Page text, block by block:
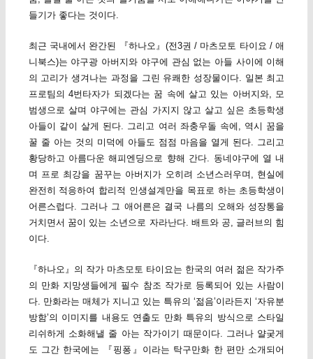
들기가 좋다는 것이다.
최근 국내에서 완간된 『하나오』(전3권 / 마츠모토 타이요 / 애
니북스)는 야구광 아버지와 야구에 관심 없는 아들 사이에 이해
의 고리가 생겨나는 과정을 그린 유쾌한 성장물이다. 일본 최고
프로팀의 4번타자가 되겠다는 꿈 속에 살고 있는 아버지와, 모
범생으로 살며 야구에는 관심 가지지 않고 살고 싶은 초등학생
아들이 같이 살게 된다. 그리고 여러 좌충우돌 속에, 역시 꿈을
꿀 줄 아는 것의 미덕에 아들도 점점 마음을 열게 된다. 그리고
황당하고 아름다운 해피엔딩으로 향해 간다. 동네야구에 열 내
며 프로 최강을 꿈꾸는 아버지가 오히려 소년스러우며, 현실에
완전히 적응하여 합리적 인생설계만을 목표로 하는 초등학생이
어른스럽다. 그러나 그 애어른은 결국 나름의 오해와 성장통을
거치면서 꿈이 있는 소년으로 자라난다. 배트와 공, 글러브의 힘
이다.
『하나오』의 작가 마츠모토 타이요는 한국의 여러 젊은 작가주
의 만화 지망생들에게 필수 참조 작가로 등록되어 있는 사람이
다. 만화라는 매체가 지니고 있는 특유의 ‘젊음’이라든지 ‘자유분
방함’의 이미지를 내용도 연출도 만화 특유의 방식으로 스타일
리쉬하게 소화해낼 줄 아는 작가이기 때문이다. 그러나 얄궂게
도 그간 한국에는 『핑퐁』이라는 탁구만화 한 편만 소개되어